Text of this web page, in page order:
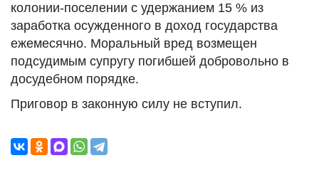
колонии-поселении с удержанием 15 % из
заработка осужденного в доход государства
ежемесячно. Моральный вред возмещен
подсудимым супругу погибшей добровольно в
досудебном порядке.
Приговор в законную силу не вступил.